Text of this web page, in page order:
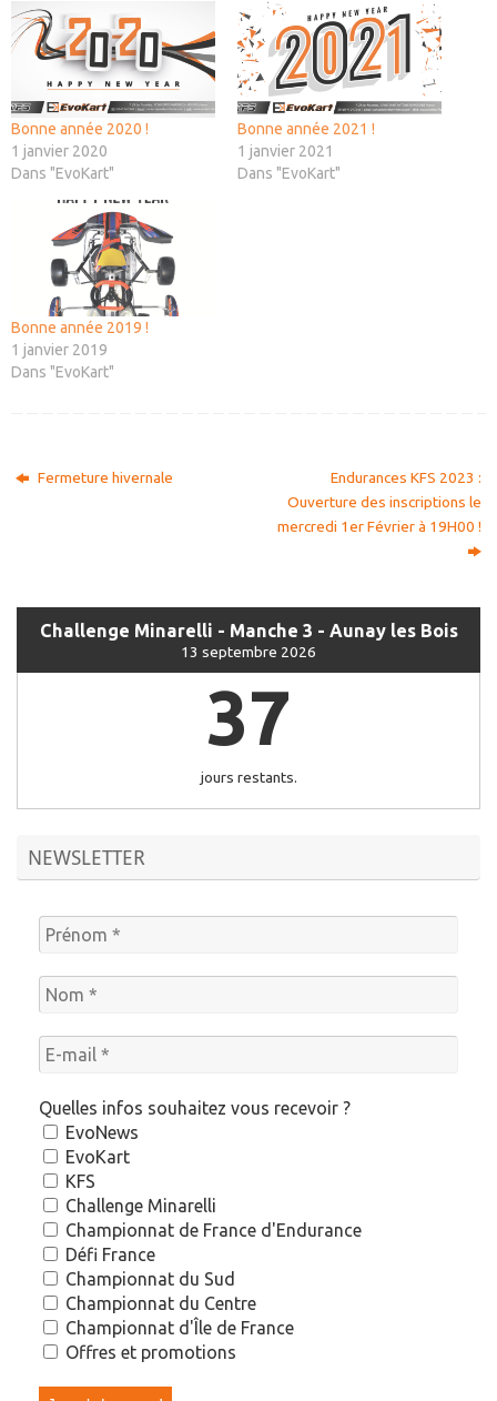
Bonne année 2020 !
1 janvier 2020
Dans "EvoKart"
Bonne année 2021 !
1 janvier 2021
Dans "EvoKart"
Bonne année 2019 !
1 janvier 2019
Dans "EvoKart"
Fermeture hivernale
Endurances KFS 2023 :
Ouverture des inscriptions le
mercredi 1er Février à 19H00 !
Challenge Minarelli - Manche 3 - Aunay les Bois
13 septembre 2026
37
jours restants.
NEWSLETTER
Quelles infos souhaitez vous recevoir ?
EvoNews
EvoKart
KFS
Challenge Minarelli
Championnat de France d'Endurance
Défi France
Championnat du Sud
Championnat du Centre
Championnat d'Île de France
Offres et promotions